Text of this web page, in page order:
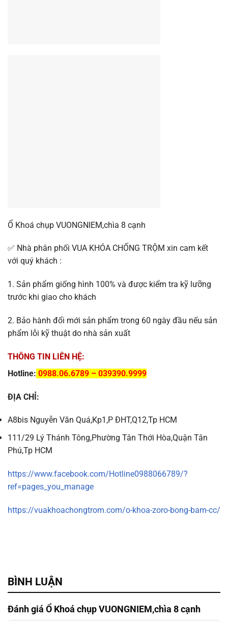
Ổ Khoá chụp VUONGNIEM,chìa 8 cạnh
✅ Nhà phân phối VUA KHÓA CHỐNG TRỘM xin cam kết
với quý khách :
1. Sản phẩm giống hình 100% và được kiểm tra kỹ lưỡng
trước khi giao cho khách
2. Bảo hành đổi mới sản phẩm trong 60 ngày đầu nếu sản
phẩm lỗi kỹ thuật do nhà sản xuất
THÔNG TIN LIÊN HỆ:
Hotline: 0988.06.6789 – 039390.9999
ĐỊA CHỈ:
A8bis Nguyễn Văn Quá,Kp1,P ĐHT,Q12,Tp HCM
111/29 Lý Thánh Tông,Phường Tân Thới Hòa,Quận Tân
Phú,Tp HCM
https://www.facebook.com/Hotline0988066789/?
ref=pages_you_manage
https://vuakhoachongtrom.com/o-khoa-zoro-bong-bam-cc/
BÌNH LUẬN
Đánh giá Ổ Khoá chụp VUONGNIEM,chìa 8 cạnh